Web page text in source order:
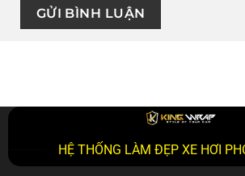
HỆ THỐNG LÀM ĐẸP XE HƠI